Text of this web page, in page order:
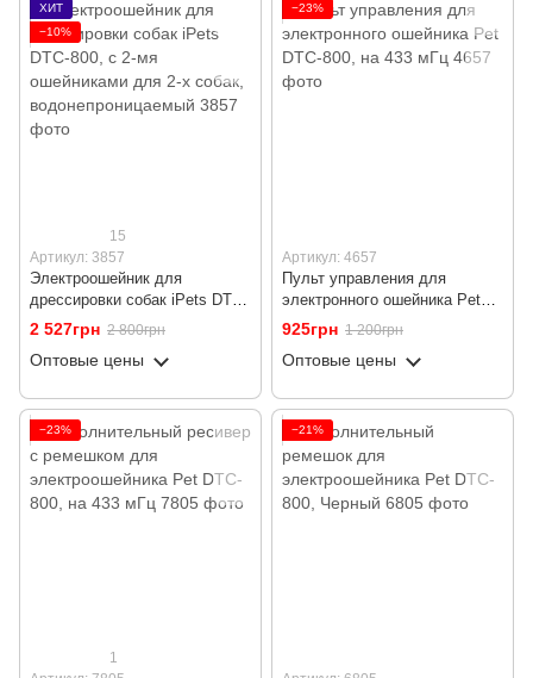
ХИТ
−10%
15
Артикул: 3857
Электроошейник для
дрессировки собак iPets DTC-
800, с 2-мя ошейниками для
2-х собак,
водонепроницаемый
2 527грн 2 800грн
Оптовые цены
−23%
Артикул: 4657
Пульт управления для
электронного ошейника Pet
DTC-800, на 433 мГц
925грн 1 200грн
Оптовые цены
−23%
1
−21%